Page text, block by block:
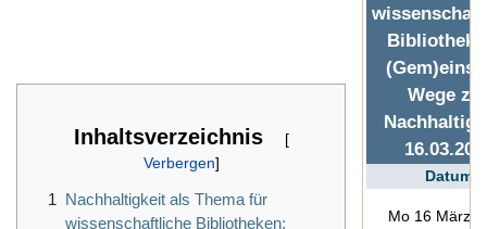
Wege
Datum
Mo 16 März
Inhaltsverzeichnis
1 Nachhaltigkeit als Thema für
wissenschaftliche Bibliotheken: